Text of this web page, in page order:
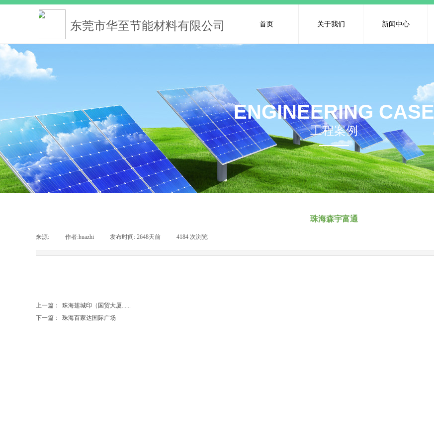
首页 关于我们 新闻中心
东莞市华至节能材料有限公司
ENGINEERING CASE
工程案例
珠海森宇富通
来源: 作者:huazhi 发布时间: 2648天前 4184 次浏览
上一篇：
珠海莲城印（国贸大厦......
下一篇：
珠海百家达国际广场